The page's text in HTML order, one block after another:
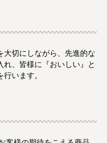
大切にしながら、先進的な
、皆様に『おいしい』と
います。